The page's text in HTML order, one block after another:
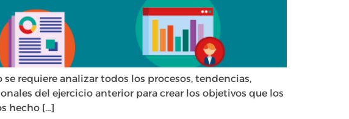
requiere analizar todos los procesos, tendencias,
del ejercicio anterior para crear los objetivos que los
hecho […]